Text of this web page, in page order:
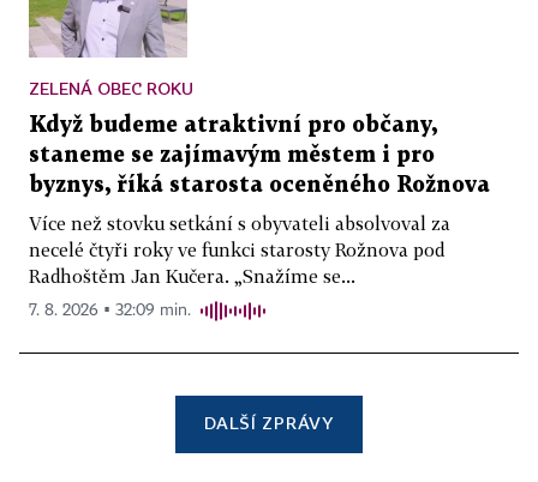
ZELENÁ OBEC ROKU
Když budeme atraktivní pro občany,
staneme se zajímavým městem i pro
byznys, říká starosta oceněného Rožnova
Více než stovku setkání s obyvateli absolvoval za
necelé čtyři roky ve funkci starosty Rožnova pod
Radhoštěm Jan Kučera. „Snažíme se...
7. 8. 2026 ▪ 32:09 min.
DALŠÍ ZPRÁVY